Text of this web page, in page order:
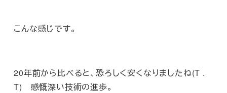
こんな感じです。
20年前から比べると、恐ろしく安くなりましたね(T .
T) 感慨深い技術の進歩。